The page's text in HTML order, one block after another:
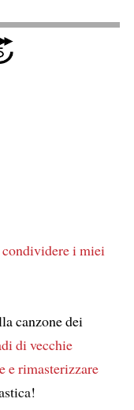
i miei
canzone dei
di vecchie
e rimasterizzare